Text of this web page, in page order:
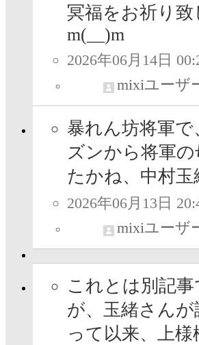
冥福をお祈り致
m(__)m
2026年06月14日
mixiユーザ
暴れん坊将軍で
ズンから将軍の
たかね、中村玉
2026年06月13日
mixiユーザ
これとは別記事
が、玉緒さんが
って以来、上様